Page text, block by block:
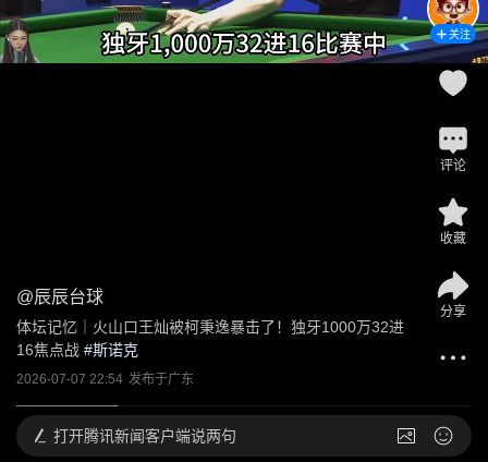
@辰辰台球
体坛记忆｜火山口王灿被柯秉逸暴击了！独牙1000万32进
16焦点战 #斯诺克
2026-07-07 22:54 发布于广东
关注
评论
收藏
分享
打开腾讯新闻客户端说两句